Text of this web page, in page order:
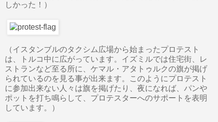
しかった！）
（イスタンブルのタクシム広場から始まったプロテスト
は、トルコ中に広がっています。イズミルでは住宅街、レ
ストランなど至る所に、ケマル・アタトゥルクの旗が掲げ
られているのを見る事が出来ます。このようにプロテスト
に参加出来ない人々は旗を掲げたり、夜になれば、パンや
ポットを打ち鳴らして、プロテスターへのサポートを表明
しています。）